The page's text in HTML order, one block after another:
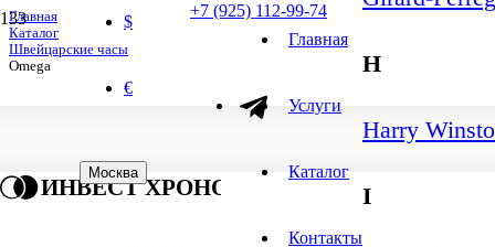
+7 (925) 112-99-74
$
€
Москва
Главная
Услуги
Каталог
Контакты
H
Harry
I
ИНВЕСТ ХРОНО
Главная
Каталог
Швейцарские часы
Omega